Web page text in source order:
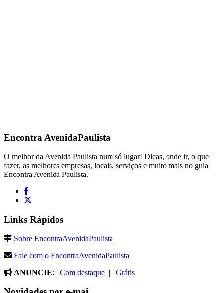
Encontra AvenidaPaulista
O melhor da Avenida Paulista num só lugar! Dicas, onde ir, o que
fazer, as melhores empresas, locais, serviços e muito mais no guia
Encontra Avenida Paulista.
Links Rápidos
Sobre EncontraAvenidaPaulista
Fale com o EncontraAvenidaPaulista
ANUNCIE: Com destaque | Grátis